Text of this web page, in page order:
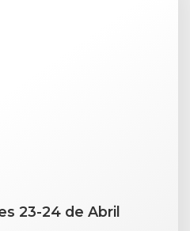
23-24 de Abril